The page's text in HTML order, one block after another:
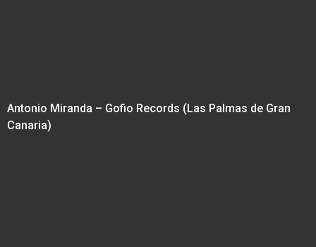
Antonio Miranda – Gofio Records (Las Palmas de Gran
Canaria)